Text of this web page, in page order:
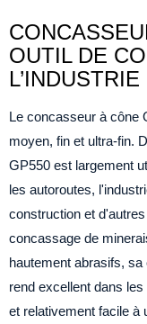
OUTIL DE
Le concasseur à cône
moyen, fin et ultra-fin.
GP550 est largement
les autoroutes,
construction et
concassage de
hautement abrasifs,
rend excellent dans
et relativement facile à